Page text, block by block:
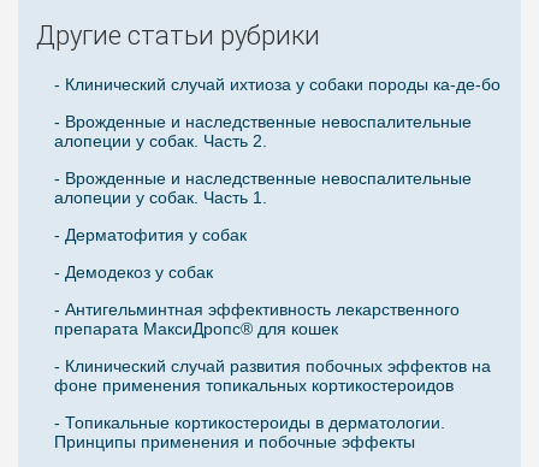
Другие статьи рубрики
- Клинический случай ихтиоза у собаки породы ка-де-бо
- Врожденные и наследственные невоспалительные
алопеции у собак. Часть 2.
- Врожденные и наследственные невоспалительные
алопеции у собак. Часть 1.
- Дерматофития у собак
- Демодекоз у собак
- Антигельминтная эффективность лекарственного
препарата МаксиДропс® для кошек
- Клинический случай развития побочных эффектов на
фоне применения топикальных кортикостероидов
- Топикальные кортикостероиды в дерматологии.
Принципы применения и побочные эффекты